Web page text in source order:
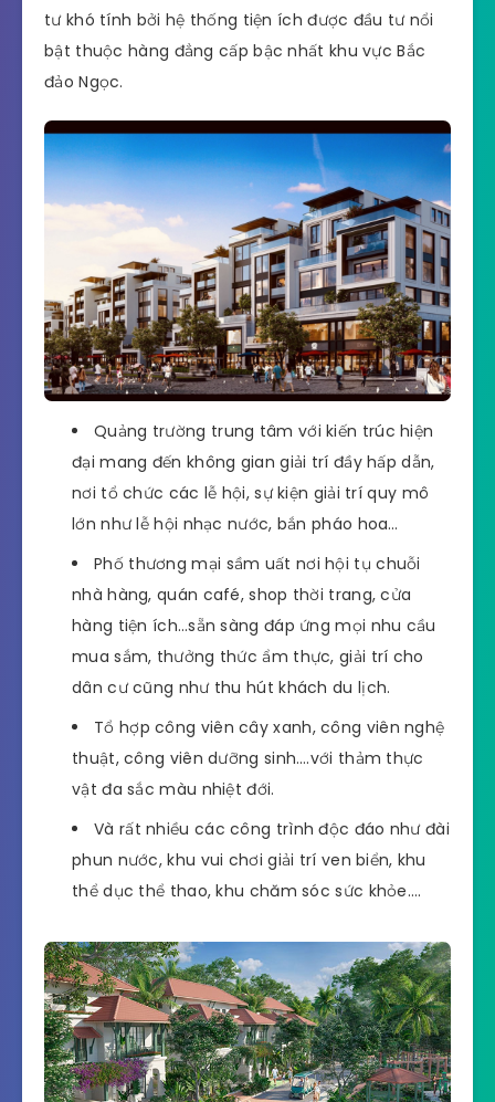
tư khó tính bởi hệ thống tiện ích được đầu tư nổi
bật thuộc hàng đẳng cấp bậc nhất khu vực Bắc
đảo Ngọc.
Quảng trường trung tâm với kiến trúc hiện
đại mang đến không gian giải trí đầy hấp dẫn,
nơi tổ chức các lễ hội, sự kiện giải trí quy mô
lớn như lễ hội nhạc nước, bắn pháo hoa…
Phố thương mại sầm uất nơi hội tụ chuỗi
nhà hàng, quán café, shop thời trang, cửa
hàng tiện ích…sẵn sàng đáp ứng mọi nhu cầu
mua sắm, thưởng thức ẩm thực, giải trí cho
dân cư cũng như thu hút khách du lịch.
Tổ hợp công viên cây xanh, công viên nghệ
thuật, công viên dưỡng sinh….với thảm thực
vật đa sắc màu nhiệt đới.
Và rất nhiều các công trình độc đáo như đài
phun nước, khu vui chơi giải trí ven biển, khu
thể dục thể thao, khu chăm sóc sức khỏe….